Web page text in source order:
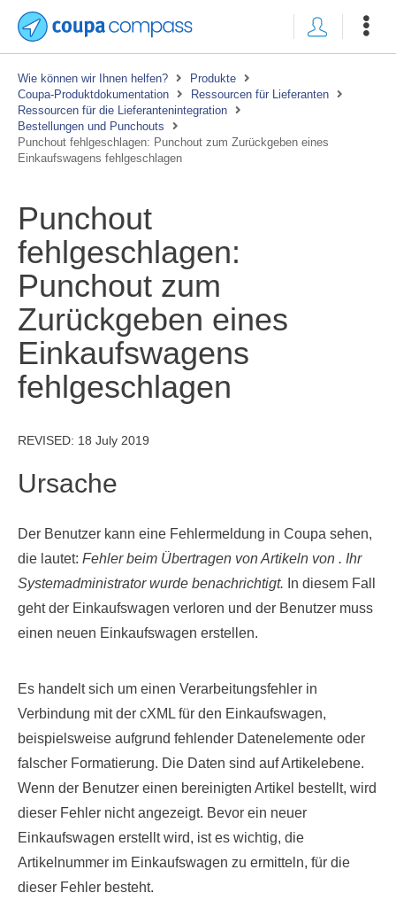
Wie können wir Ihnen helfen?
Produkte
Coupa-Produktdokumentation
Ressourcen für Lieferanten
Ressourcen für die Lieferantenintegration
Bestellungen und Punchouts
Punchout fehlgeschlagen: Punchout zum Zurückgeben eines
Einkaufswagens fehlgeschlagen
Punchout
fehlgeschlagen:
Punchout zum
Zurückgeben eines
Einkaufswagens
fehlgeschlagen
REVISED: 18 July 2019
Ursache
Der Benutzer kann eine Fehlermeldung in Coupa sehen,
die lautet: Fehler beim Übertragen von Artikeln von . Ihr
Systemadministrator wurde benachrichtigt. In diesem Fall
geht der Einkaufswagen verloren und der Benutzer muss
einen neuen Einkaufswagen erstellen.
Es handelt sich um einen Verarbeitungsfehler in
Verbindung mit der cXML für den Einkaufswagen,
beispielsweise aufgrund fehlender Datenelemente oder
falscher Formatierung. Die Daten sind auf Artikelebene.
Wenn der Benutzer einen bereinigten Artikel bestellt, wird
dieser Fehler nicht angezeigt. Bevor ein neuer
Einkaufswagen erstellt wird, ist es wichtig, die
Artikelnummer im Einkaufswagen zu ermitteln, für die
dieser Fehler besteht.